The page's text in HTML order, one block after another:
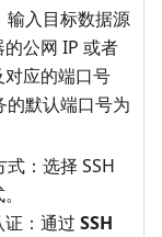
输入目标数据源
公网 IP 或者
应的端口号
的默认端口号为
式：选择 SSH
证：通过 SSH